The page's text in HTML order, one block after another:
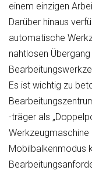
einem einzigen
Darüber hinaus
automatische
nahtlosen
Es ist wichtig zu
-träger als
Mobilbalkenmodus